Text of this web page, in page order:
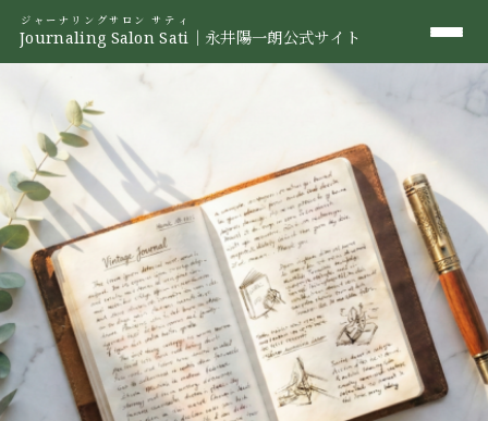
Journaling Salon Sati
ジャーナリングサロン サティ
｜永井陽一朗公式サイト